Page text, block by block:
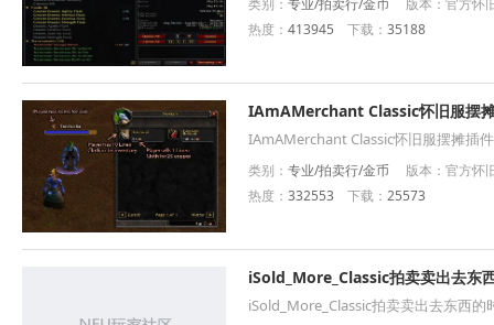
类别： 专业/拍卖行/金币 版本：官方怀
热度： 413945 下载： 35188
IAmAMerchant Classic怀旧服摆
IAmAMerchant Classic怀旧服摆摊插件
类别： 专业/拍卖行/金币 版本：官方怀
热度： 332553 下载： 25573
iSold_More_Classic拍卖卖出去东
iSold_More_Classic拍卖卖出去东西